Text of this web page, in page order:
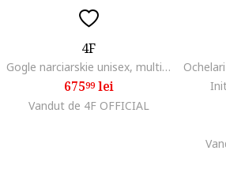
4F
Gogle narciarskie unisex, multicolor, MT, cu filtru S3, dimensiune unica
67599lei
Vandut de 4F OFFICIAL